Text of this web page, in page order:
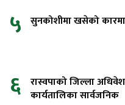
५ सुनकोशीमा खसेको
६ रास्वपाको जिल्ला
कार्यतालिका सार्वजनिक